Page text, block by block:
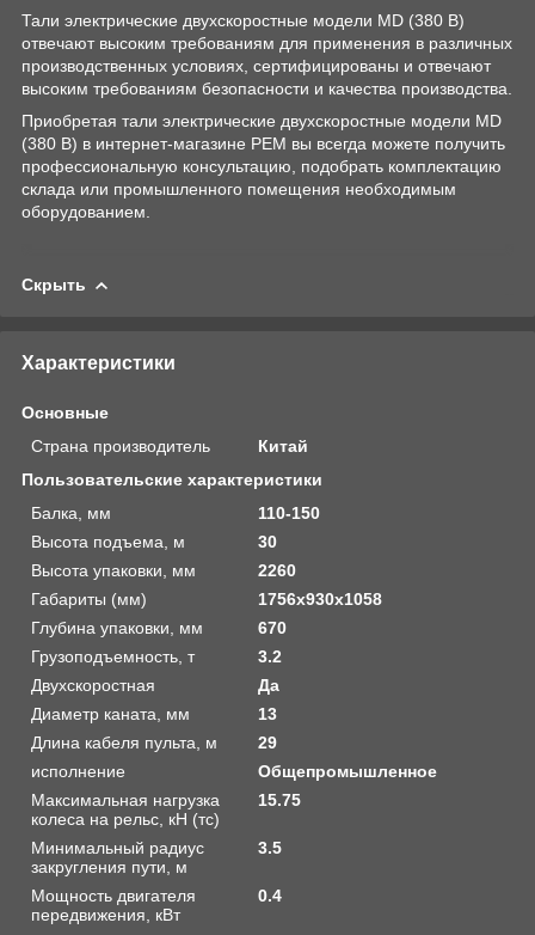
Тали электрические двухскоростные модели MD (380 В)
отвечают высоким требованиям для применения в различных
производственных условиях, сертифицированы и отвечают
высоким требованиям безопасности и качества производства.
Приобретая тали электрические двухскоростные модели MD
(380 В) в интернет-магазине РЕМ вы всегда можете получить
профессиональную консультацию, подобрать комплектацию
склада или промышленного помещения необходимым
оборудованием.
Скрыть
Характеристики
Основные
Страна производитель
Китай
Пользовательские характеристики
Балка, мм
110-150
Высота подъема, м
30
Высота упаковки, мм
2260
Габариты (мм)
1756х930х1058
Глубина упаковки, мм
670
Грузоподъемность, т
3.2
Двухскоростная
Да
Диаметр каната, мм
13
Длина кабеля пульта, м
29
исполнение
Общепромышленное
Максимальная нагрузка
колеса на рельс, кН (тс)
15.75
Минимальный радиус
закругления пути, м
3.5
Мощность двигателя
передвижения, кВт
0.4